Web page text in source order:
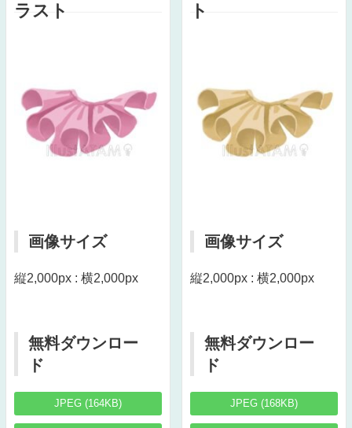
ラスト
画像サイズ
縦2,000px : 横2,000px
無料ダウンロー
ド
JPEG (164KB)
ト
画像サイズ
縦2,000px : 横2,000px
無料ダウンロー
ド
JPEG (168KB)